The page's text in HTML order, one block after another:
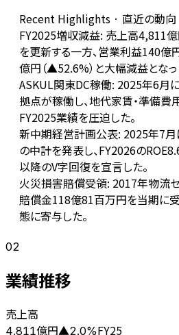
Recent Highlights · 直近の動向
FY2025増収減益: 売上高4,811億
を更新する一方、営業利益140億
億円（▲52.6%）と大幅減益となっ
ASKUL関東DC稼働: 2025年6月
拠点が稼働し、地代家賃・準備
FY2025業績を圧迫した。
新中期経営計画公表: 2025年7
の中計を発表し、FY2026の
以降のV字回復を宣言した。
火災損害賠償受領: 2017年物流
賠償金118億81百万円を当期に受
態に寄与した。
02
業績推移
売上高
4,811億円▲2.0%FY25